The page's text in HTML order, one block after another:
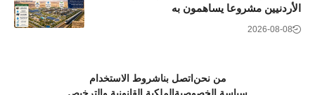
الأردنيين مشروعا يساهمون به
2026-08-08
من نحناتصل بناشروط الاستخدام
سياسة الخصوصيةالملكية القانونية والترخيص